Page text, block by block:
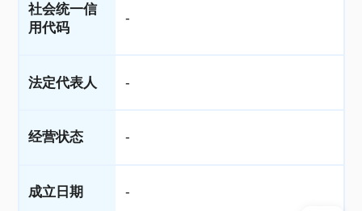
社会统一信
用代码
-
法定代表人 -
经营状态 -
成立日期 -